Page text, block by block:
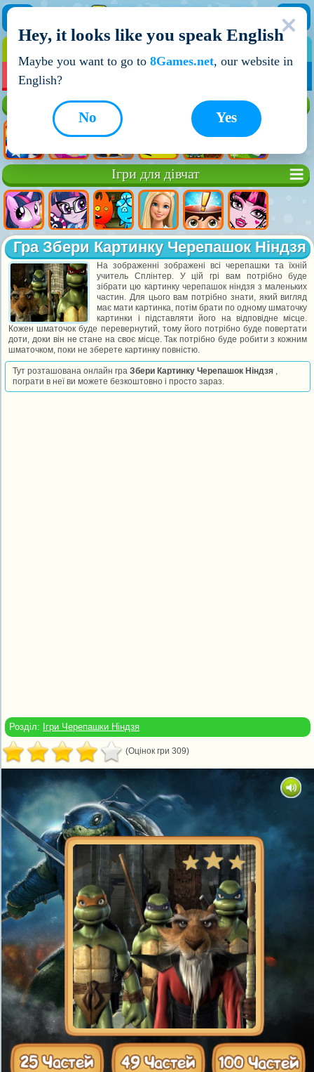
НОВІ ІГРИ
Ігри для дівчат
Гра Збери Картинку Черепашок Ніндзя
На зображенні зображені всі черепашки та їхній
учитель Сплінтер. У цій грі вам потрібно буде
зібрати цю картинку черепашок ніндзя з маленьких
частин. Для цього вам потрібно знати, який вигляд
має мати картинка, потім брати по одному шматочку
картинки і підставляти його на відповідне місце.
Кожен шматочок буде перевернутий, тому його потрібно буде повертати
доти, доки він не стане на своє місце. Так потрібно буде робити з кожним
шматочком, поки не зберете картинку повністю.
Тут розташована онлайн граЗбери Картинку Черепашок Ніндзя ,
пограти в неї ви можете безкоштовно і просто зараз.
Розділ: Ігри Черепашки Ніндзя
(Оцінок гри 309)
Hey, it looks like you speak English
Maybe you want to go to 8Games.net, our website in
English?
Yes
No